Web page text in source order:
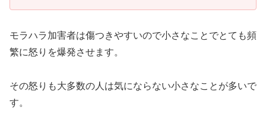
モラハラ加害者は傷つきやすいので小さなことでとても頻
繁に怒りを爆発させます。
その怒りも大多数の人は気にならない小さなことが多いで
す。